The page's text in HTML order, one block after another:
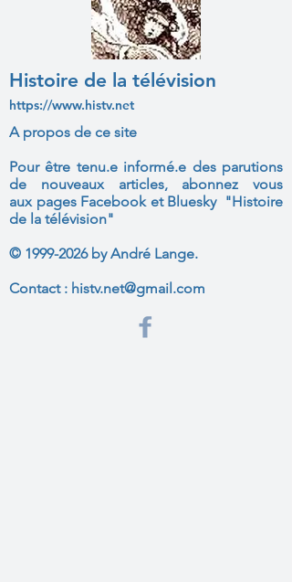
Histoire de la télévision
https://www.histv.net
A propos de ce site
Pour être tenu.e informé.e des parutions
de nouveaux articles, abonnez vous
aux pages Facebook et Bluesky "Histoire
de la télévision"
© 1999-2026by André Lange.
Contact : histv.net@gmail.com